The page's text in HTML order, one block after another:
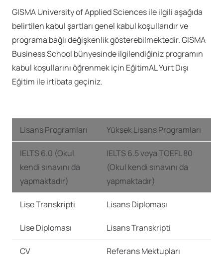
GISMA University of Applied Sciences ile ilgili aşağıda
belirtilen kabul şartları genel kabul koşullarıdır ve
programa bağlı değişkenlik gösterebilmektedir. GISMA
Business School bünyesinde ilgilendiğiniz programın
kabul koşullarını öğrenmek için EğitimAL Yurt Dışı
Eğitim ile irtibata geçiniz.
Lisans Programları Yüksek Lisans Programları
IELTS 6.0 (Okul
kendi sınavını da
yapmaktadır)
IELTS 6.5 veya TOEFL 80
(Okul kendi sınavını da
yapmaktadır)
Lise Transkripti Lisans Diploması
Lise Diploması Lisans Transkripti
CV Referans Mektupları